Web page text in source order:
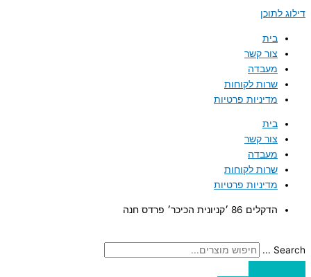
דילוג לתוכן
בית
צור קשר
מעבדה
שרות לקוחות
מדיניות פרטיות
בית
צור קשר
מעבדה
שרות לקוחות
מדיניות פרטיות
הדקלים 86 ׳קניונית הכיכר׳ פרדס חנה
Search ...